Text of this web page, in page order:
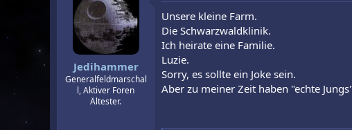
Jedihammer
Generalfeldmarschal
l, Aktiver Foren
Ältester.
Unsere kleine Farm.
Die Schwarzwaldklinik.
Ich heirate eine Familie.
Luzie.
Sorry, es sollte ein Joke sein.
Aber zu meiner Zeit haben "echte